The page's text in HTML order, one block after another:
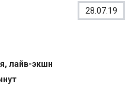
28.07.19
лайв-экшн